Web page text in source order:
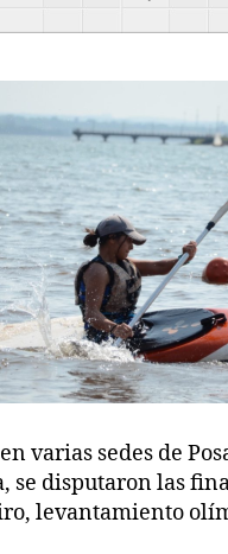
varias sedes de
se disputaron las
levantamiento